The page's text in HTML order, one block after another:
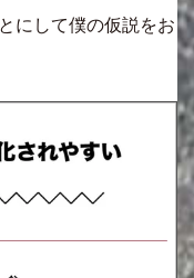
にして僕の仮説をお